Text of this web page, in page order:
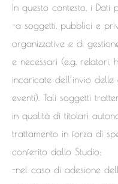
In questo contesto, i Dati
-a soggetti, pubblici e
organizzative e di
e necessari (e.g. relatori,
incaricate dell’invio
eventi). Tali soggetti
in qualità di titolari
trattamento in forza di
conferito dallo Studio;
-nel caso di adesione